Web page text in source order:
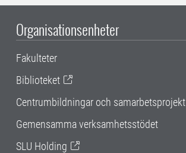
Organisationsenheter
Fakulteter
Biblioteket
Centrumbildningar och samarbetsprojekt
Gemensamma verksamhetsstödet
SLU Holding